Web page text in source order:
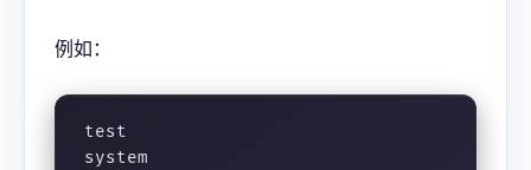
例如：
test
system